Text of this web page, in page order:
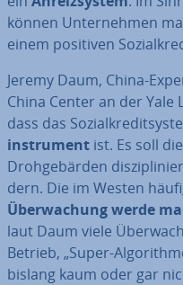
können Un­ter­neh­men
einem positiven
Jeremy Daum, China-
China Center an der Yale
dass das
in­stru­ment ist. Es soll
Droh­ge­bär­den
dern. Die im Westen
Über­wa­chung werde
laut Daum viele
Betrieb, „Super-
bislang kaum oder gar